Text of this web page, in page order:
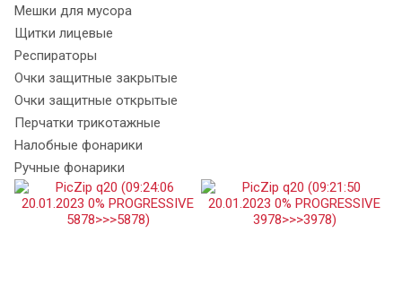
Мешки для мусора
Щитки лицевые
Респираторы
Очки защитные закрытые
Очки защитные открытые
Перчатки трикотажные
Налобные фонарики
Ручные фонарики